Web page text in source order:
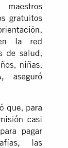
gratuitos
la red
de salud,
niñas,
aseguró
que, para
casi
pagar
las